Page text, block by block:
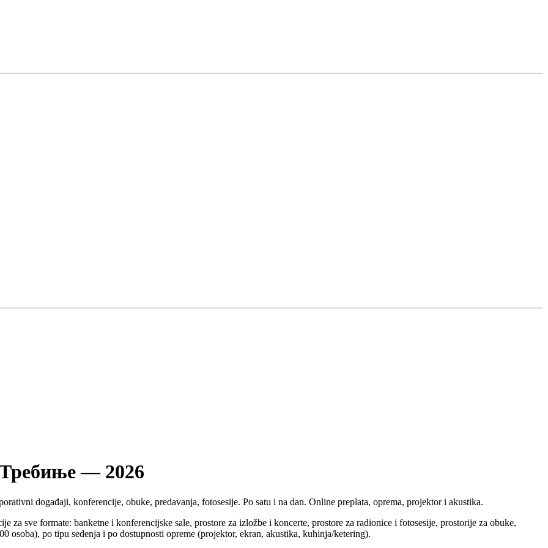
— 2026
događaji, konferencije, obuke, predavanja, fotosesije. Po satu i na dan. Online preplata, oprema, projektor i akustika.
za sve formate: banketne i konferencijske sale, prostore za izložbe i koncerte, prostore za radionice i fotosesije, prostorije za obuke,
osoba), po tipu sedenja i po dostupnosti opreme (projektor, ekran, akustika, kuhinja/ketering).